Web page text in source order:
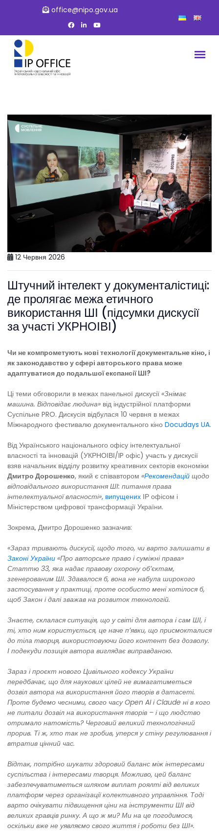
office@nipo.gov.ua
12 Червня 2026
Штучний інтелект у документалістиці:
де пролягає межа етичного
використання ШІ (підсумки дискусії
за участі УКРНОІВІ)
Чи не компрометують нові технології документальне кіно, і
як законодавство у сфері авторського права може
адаптуватися до подальшої експансії ШІ?
Ці теми обговорили в межах панельної дискусії «Знімає
машина. Відповідає людина» від індустрійної платформи
Суспільне PRO. Дискусія відбулася 10 червня в межах
Міжнародного фестивалю документального кіно Docudays UA.
Від Українського національного офісу інтелектуальної
власності та інновацій (УКРНОІВІ/IP офіс) участь у дискусії
взяв начальник відділу розвитку креативних секторів економіки
Дмитро Дорошенко, який є співавтором «Рекомендацій щодо
відповідального використання ШІ: питання права
інтелектуальної власності», випущених ІР офісом і
Міністерством цифрової трансформації України.
Зокрема, Дмитро Дорошенко зазначив:
«Зараз тривають дискусії, щодо того, чи варто залишати в
Законі України «Про авторське право і суміжні права»
Статтю 33, яка надає правову охорону об’єктам,
згенерованим ШІ. Здавалося б, вона не набула широкого
застосування у практиці, проте особисто мені хотілося б,
щоб Закон і далі зважав на розвиток технологій.
Знаєте, склалася ситуація, що у світі для автора і сам ШІ, і
ті, хто ним користується, це наче п’явки, що присмокталися
до тіла творця, використовуючи його контент без дозволу.
І подекуди позиція автора виглядає виправданою.
Зараз і проєкт нового Цивільного кодексу України
передбачає, що для наукових цілей не вимагатиметься
дозвіл автора на використання його творів в датасеті.
Проте будемо чесними, свого часу Open AI і Claude ні в кого
не питали дозвіл на використання творів – і що людство
отримало натомість? Черговий великий технологічний
прорив. Ті ж, хто так не зробив, уперся у стіну регулювання і
втратив цінний час.
Відтак, потрібно шукати здоровий баланс між інтересами
суспільства і інтересами творця. Можливо, цей баланс
забезпечуватиметься шляхом виплат роялті від великих
платформ через організації колективного управління. Тоді
варто очікувати підвищення ціни на інструменти ШІ від
великих гравців ринку. А що ж ми? Ми на це погодимося,
оскільки вже не уявляємо свого життя і роботи без ШІ».